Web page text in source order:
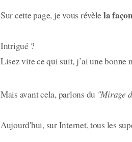
Sur cette page, je vous révèle la
Intrigué ?
Lisez vite ce qui suit, j’ai une bonne
Mais avant cela, parlons du "Mirage
Aujourd'hui, sur Internet, tous les